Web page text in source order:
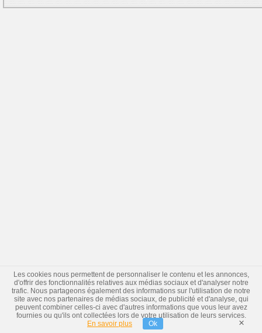
Les cookies nous permettent de personnaliser le contenu et les annonces,
d'offrir des fonctionnalités relatives aux médias sociaux et d'analyser notre
trafic. Nous partageons également des informations sur l'utilisation de notre
site avec nos partenaires de médias sociaux, de publicité et d'analyse, qui
peuvent combiner celles-ci avec d'autres informations que vous leur avez
fournies ou qu'ils ont collectées lors de votre utilisation de leurs services.
En savoir plus
Ok ×